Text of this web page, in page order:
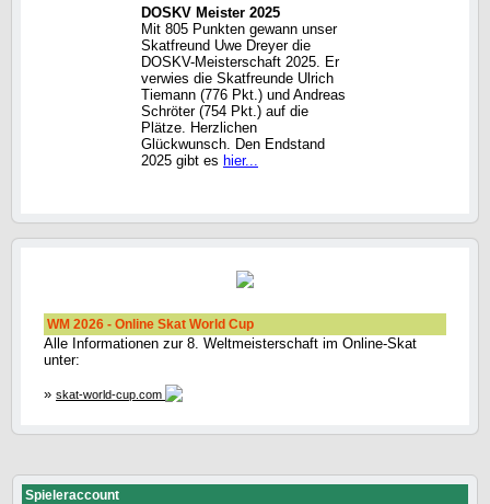
DOSKV Meister 2025
Mit 805 Punkten gewann unser
Skatfreund Uwe Dreyer die
DOSKV-Meisterschaft 2025. Er
verwies die Skatfreunde Ulrich
Tiemann (776 Pkt.) und Andreas
Schröter (754 Pkt.) auf die
Plätze. Herzlichen
Glückwunsch. Den Endstand
2025 gibt es hier...
WM 2026 - Online Skat World Cup
Alle Informationen zur 8. Weltmeisterschaft im Online-Skat
unter:
» skat-world-cup.com
Spieleraccount